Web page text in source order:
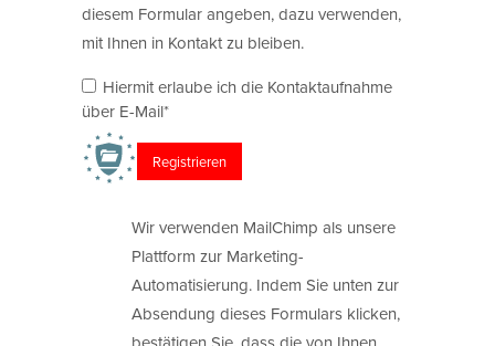
diesem Formular angeben, dazu verwenden,
mit Ihnen in Kontakt zu bleiben.
Hiermit erlaube ich die Kontaktaufnahme
über E-Mail*
Wir verwenden MailChimp als unsere
Plattform zur Marketing-
Automatisierung. Indem Sie unten zur
Absendung dieses Formulars klicken,